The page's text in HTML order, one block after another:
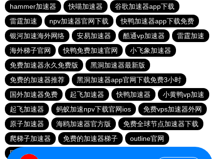
hammer加速器
快喵加速器
谷歌加速器app下载
雷霆加速
npv加速器官网下载
快鸭加速器app下载免费
银河加速海外网络
安易加速器 酷通vp加速器
雷霆加速
海外梯子官网
快鸭免费加速官网
小飞象加速器
免费加速器永久免费版
黑洞加速器最新版
免费的加速器推荐
黑洞加速器app官网下载免费3小时
国外加速器免费
起飞加速器 快鸭加速器
小黄鸭vp加速
起飞加速器
蚂蚁加速npv下载官网ios
免费vps加速器外网
原子加速器
海鸥加速器官方版
免费全球节点加速器下载
爬梯子加速器
免费的加速器梯子
outline官网
国外vps加速免费